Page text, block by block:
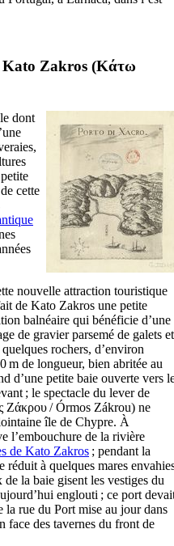
Zakros (Κάτω
dont
cette
nouvelle attraction touristique
de Kato Zakros une petite
balnéaire qui bénéficie d’une
de gravier parsemé de galets et
quelques rochers, d’environ
m de longueur, bien abritée au
d’une petite baie ouverte vers
; le spectacle du lever de
Ζάκρου/Órmos Zákrou) ne
île de Chypre. À
l’embouchure de la rivière
de Kato Zakros ; pendant la
réduit à quelques mares
de la baie gisent les vestiges du
englouti ; ce port
la rue du Port mise au jour dans
face des tavernes du front de